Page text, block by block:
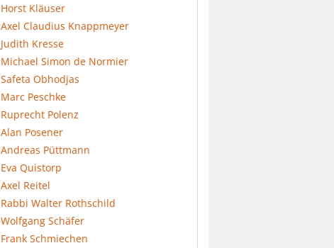
Horst Kläuser
Axel Claudius Knappmeyer
Judith Kresse
Michael Simon de Normier
Safeta Obhodjas
Marc Peschke
Ruprecht Polenz
Alan Posener
Andreas Püttmann
Eva Quistorp
Axel Reitel
Rabbi Walter Rothschild
Wolfgang Schäfer
Frank Schmiechen